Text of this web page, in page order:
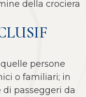
della crociera
persone
o familiari; in
passeggeri da